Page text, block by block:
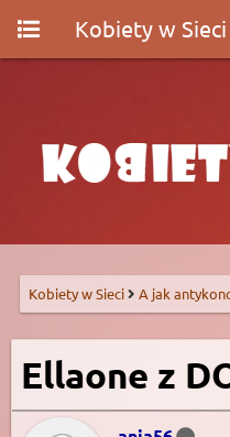
Kobiety w Sieci
Kobiety w Sieci A jak
Ellaone z